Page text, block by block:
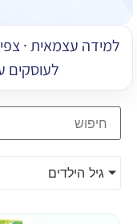
למידה עצמאית ·
לעוסקים
גיל הילדים